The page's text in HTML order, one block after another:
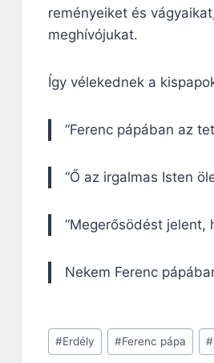
reményeiket és
meghívójukat.
Így vélekednek a
“Ferenc pápában az
“Ő az irgalmas Isten
“Megerősödést jelent,
Nekem Ferenc
Post
Tags:
#Erdély #Ferenc pápa #